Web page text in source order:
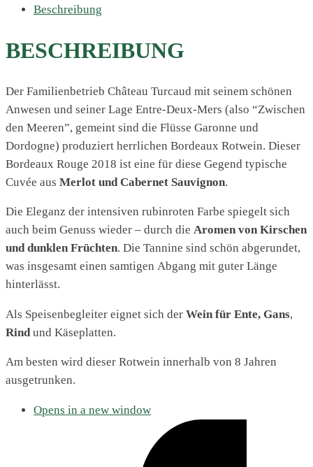
Beschreibung
BESCHREIBUNG
Der Familienbetrieb Château Turcaud mit seinem schönen
Anwesen und seiner Lage Entre-Deux-Mers (also “Zwischen
den Meeren”, gemeint sind die Flüsse Garonne und
Dordogne) produziert herrlichen Bordeaux Rotwein. Dieser
Bordeaux Rouge 2018 ist eine für diese Gegend typische
Cuvée aus Merlot und Cabernet Sauvignon.
Die Eleganz der intensiven rubinroten Farbe spiegelt sich
auch beim Genuss wieder – durch die Aromen von Kirschen
und dunklen Früchten. Die Tannine sind schön abgerundet,
was insgesamt einen samtigen Abgang mit guter Länge
hinterlässt.
Als Speisenbegleiter eignet sich der Wein für Ente, Gans,
Rindund Käseplatten.
Am besten wird dieser Rotwein innerhalb von 8 Jahren
ausgetrunken.
Opens in a new window